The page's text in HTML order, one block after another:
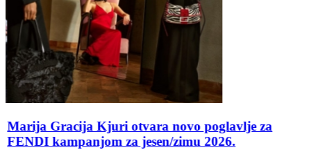
Marija Gracija Kjuri otvara novo poglavlje za
FENDI kampanjom za jesen/zimu 2026.